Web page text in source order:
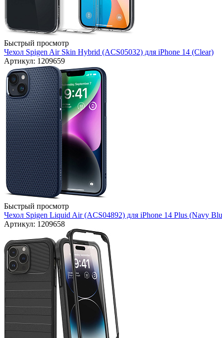
Быстрый просмотр
Чехол Spigen Air Skin Hybrid (ACS05032) для iPhone 14 (Clear)
Артикул: 1209659
Быстрый просмотр
Чехол Spigen Liquid Air (ACS04892) для iPhone 14 Plus (Navy
Артикул: 1209658